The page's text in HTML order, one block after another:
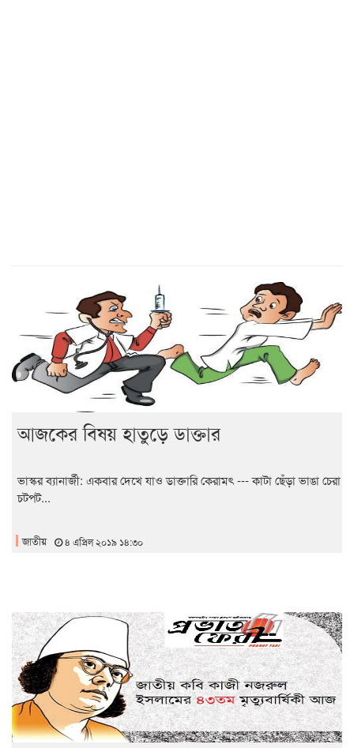
আজকের বিষয় হাতুড়ে ডাক্তার
ভাস্কর ব্যানার্জী: একবার দেখে যাও ডাক্তারি কেরামৎ --- কাটা ছেঁড়া ভাঙা চেরা
চটপট...
জাতীয় ৪ এপ্রিল ২০১৯ ১৪:৩০